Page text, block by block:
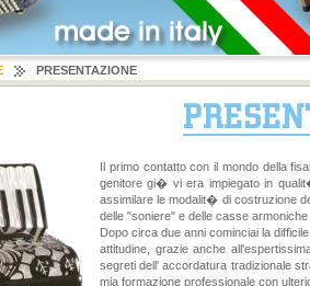
PRESENTAZIONE
Il primo contatto con il mondo della
genitore gi� vi era impiegato in
assimilare le modalit� di costruzione
delle "soniere" e delle casse
Dopo circa due anni cominciai la
attitudine, grazie anche
segreti dell' accordatura tradizionale
mia formazione professionale con